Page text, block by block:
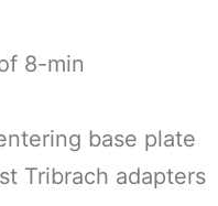
8-min
base plate
Tribrach adapters